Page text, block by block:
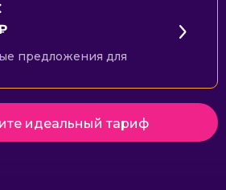
предложения для
идеальный тариф